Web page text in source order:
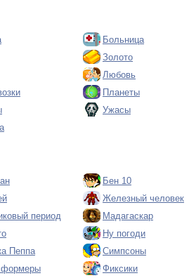
Больница
Золото
Любовь
Планеты
Ужасы
Бен 10
Железный человек
период Мадагаскар
Ну погоди
Пеппа Симпсоны
Фиксики